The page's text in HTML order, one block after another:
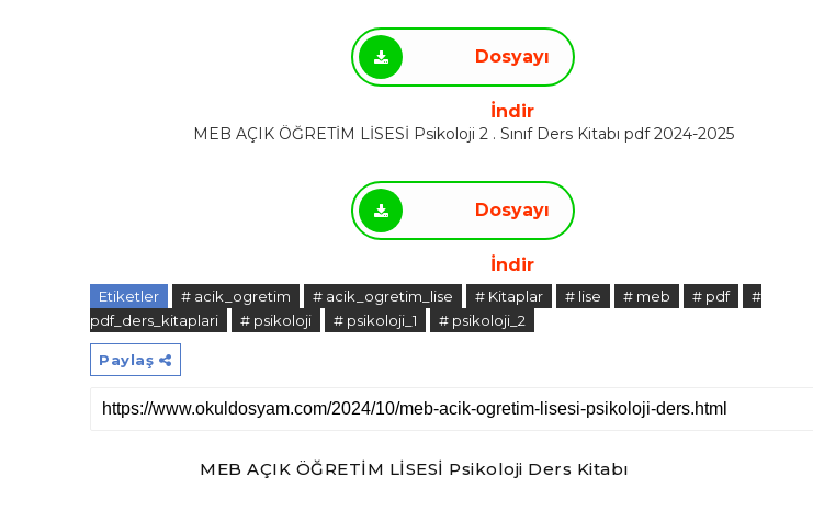
Dosyayı
İndir
MEB AÇIK ÖĞRETİM LİSESİ Psikoloji 2 . Sınıf Ders Kitabı pdf 2024-2025
Dosyayı
İndir
Etiketler # acik_ogretim # acik_ogretim_lise # Kitaplar # lise # meb # pdf
#
pdf_ders_kitaplari
# psikoloji # psikoloji_1 # psikoloji_2
Paylaş
MEB AÇIK ÖĞRETİM LİSESİ Psikoloji Ders Kitabı